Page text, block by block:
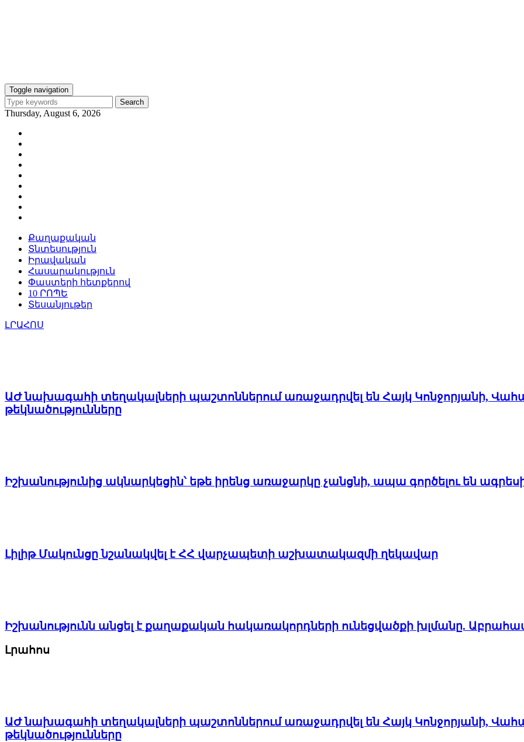
Toggle navigation
Search
Thursday, August 6, 2026
Քաղաքական
Տնտեսություն
Իրավական
Հասարակություն
Փաստերի հետքերով
10 ՐՈՊԵ
Տեսանյութեր
ԼՐԱՀՈՍ
ԱԺ նախագահի տեղակալների պաշտոններում առաջադրվել են Հայկ Կոնջորյանի,
թեկնածությունները
Իշխանությունից ակնարկեցին՝ եթե իրենց առաջարկը չանցնի, ապա գործելու են
Լիլիթ Մակունցը նշանակվել է ՀՀ վարչապետի աշխատակազմի ղեկավար
Իշխանությունն անցել է քաղաքական հակառակորդների ունեցվածքի խլմանը.
Լրահոս
ԱԺ նախագահի տեղակալների պաշտոններում առաջադրվել են Հայկ Կոնջորյանի,
թեկնածությունները